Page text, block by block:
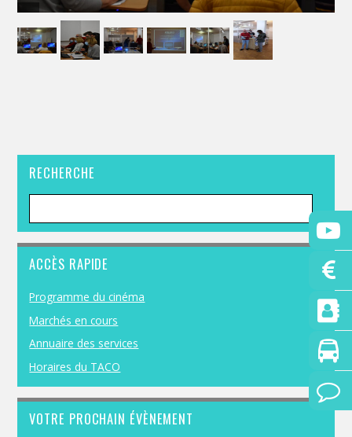
RECHERCHE
ACCÈS RAPIDE
Programme du cinéma
Marchés en cours
Annuaire des services
Horaires du TACO
VOTRE PROCHAIN ÉVÈNEMENT